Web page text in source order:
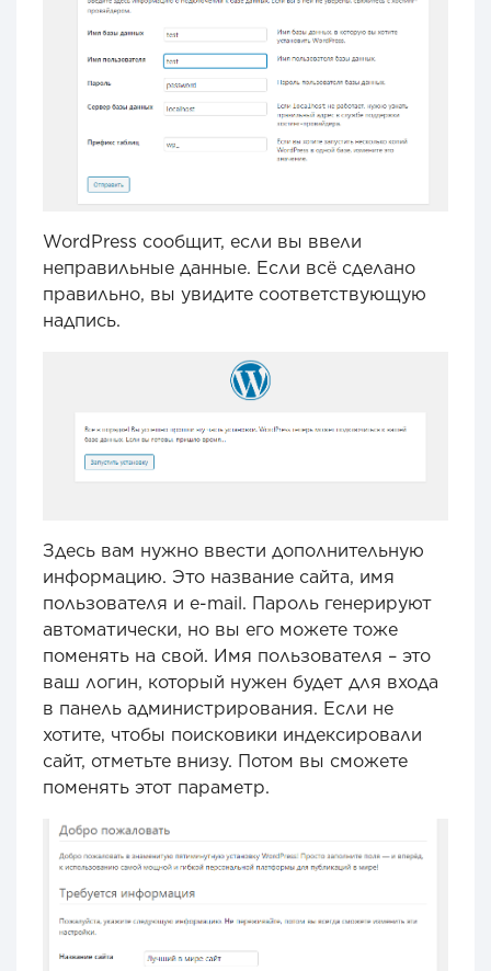
WordPress сообщит, если вы ввели
неправильные данные. Если всё сделано
правильно, вы увидите соответствующую
надпись.
Здесь вам нужно ввести дополнительную
информацию. Это название сайта, имя
пользователя и e-mail. Пароль генерируют
автоматически, но вы его можете тоже
поменять на свой. Имя пользователя – это
ваш логин, который нужен будет для входа
в панель администрирования. Если не
хотите, чтобы поисковики индексировали
сайт, отметьте внизу. Потом вы сможете
поменять этот параметр.